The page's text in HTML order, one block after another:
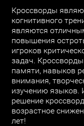
Кроссворды
когнитивного
являются
повышения
игроков
задач.
памяти, навыков
внимания,
изучению языков.
решение
возрастное
лет!